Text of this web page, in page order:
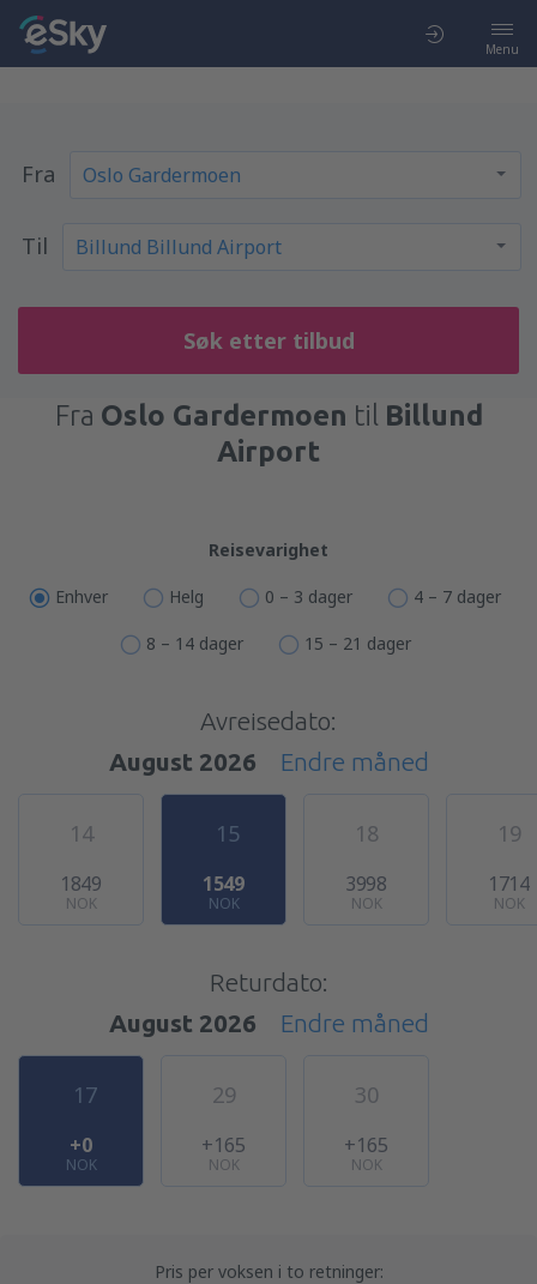
Menu
Fra
Til
Søk etter tilbud
Fra Oslo Gardermoen til Billund
Airport
Reisevarighet
Enhver Helg 0 – 3 dager 4 – 7 dager
8 – 14 dager 15 – 21 dager
Avreisedato:
August 2026
Endre måned
14
1849
NOK
15
1549
NOK
18
3998
NOK
19
1714
NOK
Returdato:
August 2026
Endre måned
17
+0
NOK
29
+165
NOK
30
+165
NOK
Pris per voksen i to retninger: